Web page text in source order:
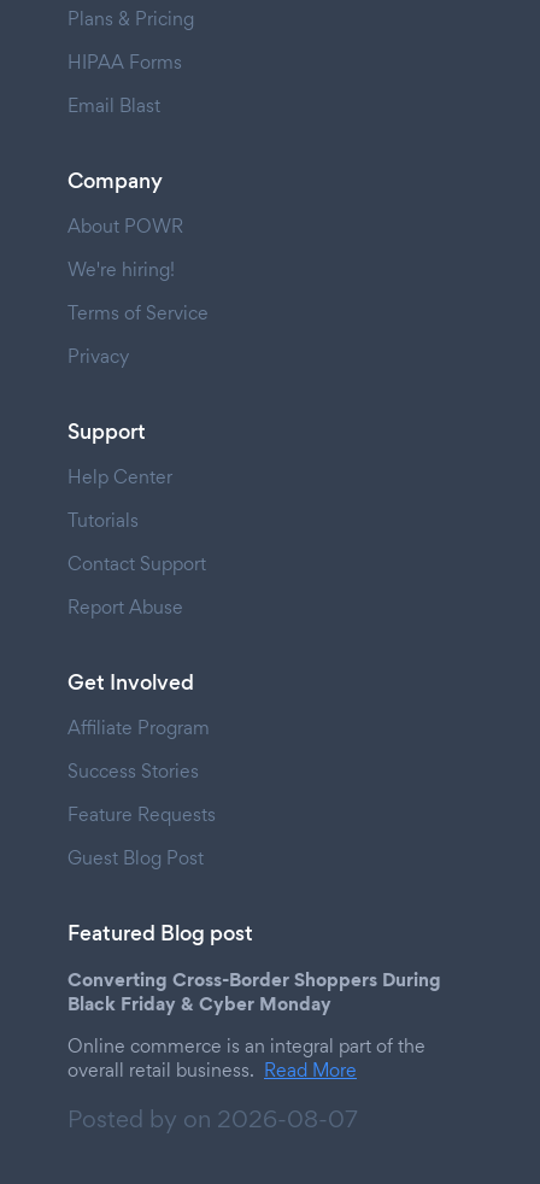
Plans & Pricing
HIPAA Forms
Email Blast
Company
About POWR
We're hiring!
Terms of Service
Privacy
Support
Help Center
Tutorials
Contact Support
Report Abuse
Get Involved
Affiliate Program
Success Stories
Feature Requests
Guest Blog Post
Featured Blog post
Converting Cross-Border Shoppers During
Black Friday & Cyber Monday
Online commerce is an integral part of the
overall retail business. Read More
Posted by on 2026-08-07